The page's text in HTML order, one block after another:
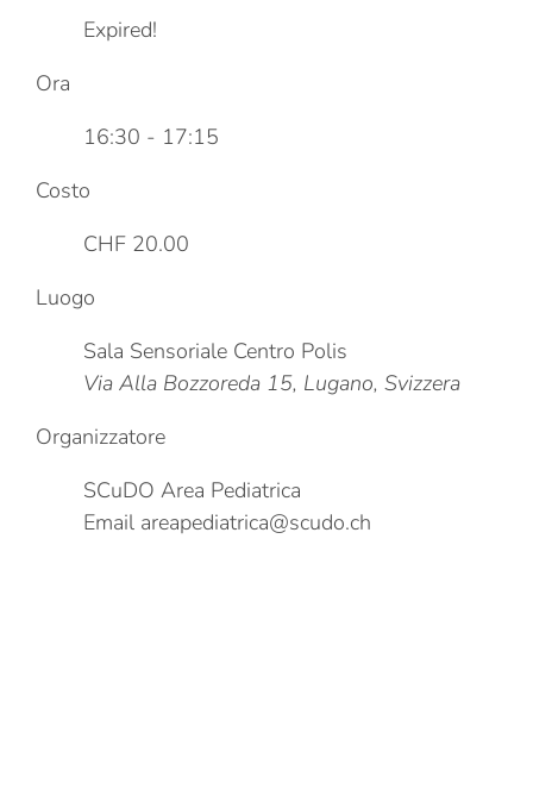
Expired!
Ora
16:30 - 17:15
Costo
CHF 20.00
Luogo
Sala Sensoriale Centro Polis
Via Alla Bozzoreda 15, Lugano, Svizzera
Organizzatore
SCuDO Area Pediatrica
Email areapediatrica@scudo.ch